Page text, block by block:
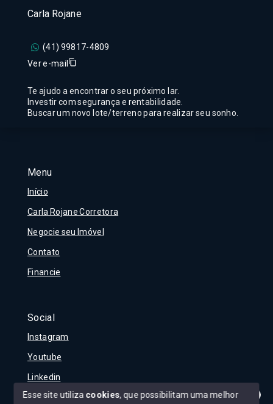
Menu
Início
Carla Rojane Corretora
Negocie seu Imóvel
Contato
Financie
Social
Instagram
Youtube
Linkedin
Carla Rojane
(41) 99817-4809
Ver e-mail
Te ajudo a encontrar o seu próximo lar.
Investir com segurança e rentabilidade.
Buscar um novo lote/terreno para realizar seu sonho.
Esse site utiliza cookies, que possibilitam uma melhor